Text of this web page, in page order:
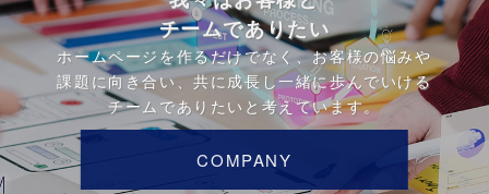
チームでありたい
ホームページを作るだけでなく、お客様の悩みや
課題に向き合い、共に成長し一緒に歩んでいける
チームでありたいと考えています。
COMPANY